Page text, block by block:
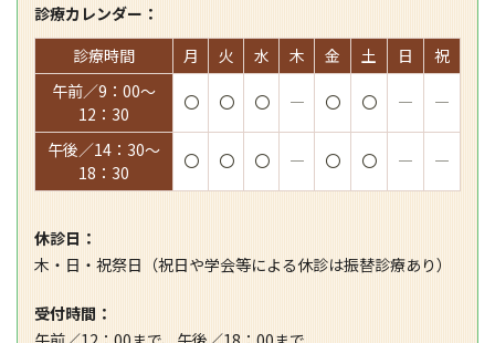
診療カレンダー：
診療時間
月 火 水 木 金 土 日
祝
午前／9：00～
12：30
〇 〇 〇 ― 〇 〇 ― ―
午後／14：30～
18：30
〇 〇 〇 ― 〇 〇 ― ―
休診日：
木・日・祝祭日（祝日や学会等による休診は振替診療あり）
受付時間：